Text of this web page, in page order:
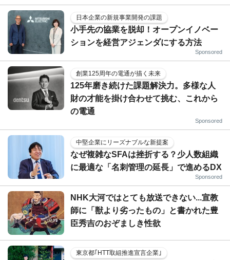
日本企業の新規事業開発の課題
小手先の協業を脱却！オープンイノベー
ションを経営アジェンダにする方法
Sponsored
創業125周年の電通が描く未来
125年磨き続けた課題解決力。多様な人
財の才能を掛け合わせて挑む、これから
の電通
Sponsored
中堅企業にリーズナブルな新提案
なぜ複雑なSFAは挫折する？少人数組織
に最適な「名刺管理の延長」で進めるDX
Sponsored
NHK大河ではとても放送できない...宣教
師に「獣より劣ったもの」と書かれた豊
臣秀吉のおぞましき性欲
東京都｢HTT取組推進宣言企業｣